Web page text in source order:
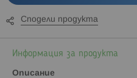
Сподели продукта
Информация за продукта
Описание